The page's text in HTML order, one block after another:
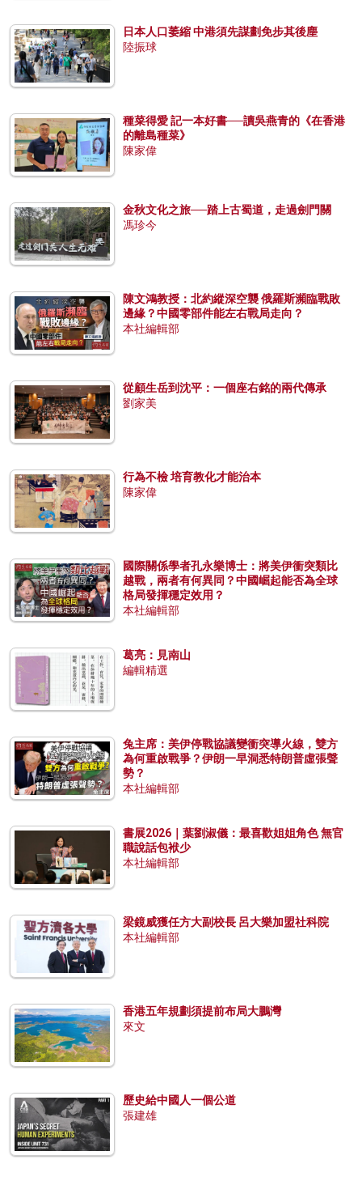
日本人口萎縮 中港須先謀劃免步其後塵
陸振球
種菜得愛 記一本好書──讀吳燕青的《在香港
的離島種菜》
陳家偉
金秋文化之旅──踏上古蜀道，走過劍門關
馮珍今
陳文鴻教授：北約縱深空襲 俄羅斯瀕臨戰敗
邊緣？中國零部件能左右戰局走向？
本社編輯部
從顧生岳到沈平：一個座右銘的兩代傳承
劉家美
行為不檢 培育教化才能治本
陳家偉
國際關係學者孔永樂博士：將美伊衝突類比
越戰，兩者有何異同？中國崛起能否為全球
格局發揮穩定效用？
本社編輯部
葛亮：見南山
編輯精選
兔主席：美伊停戰協議變衝突導火線，雙方
為何重啟戰爭？伊朗一早洞悉特朗普虛張聲
勢？
本社編輯部
書展2026｜葉劉淑儀：最喜歡姐姐角色 無官
職說話包袱少
本社編輯部
梁鏡威獲任方大副校長 呂大樂加盟社科院
本社編輯部
香港五年規劃須提前布局大鵬灣
來文
歷史給中國人一個公道
張建雄